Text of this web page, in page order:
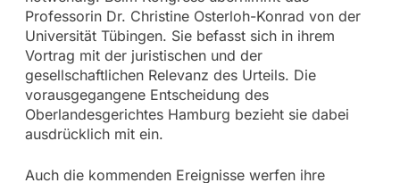
Professorin Dr. Christine Osterloh-Konrad von der
Universität Tübingen. Sie befasst sich in ihrem
Vortrag mit der juristischen und der
gesellschaftlichen Relevanz des Urteils. Die
vorausgegangene Entscheidung des
Oberlandesgerichtes Hamburg bezieht sie dabei
ausdrücklich mit ein.
Auch die kommenden Ereignisse werfen ihre